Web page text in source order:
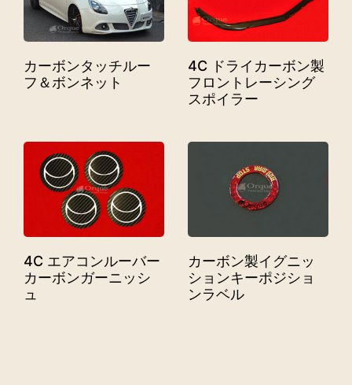
カーボンタッチルー
フ＆ボンネット
4C ドライカーボン製
フロントレーシング
スポイラー
4C エアコンルーバー
カーボンガーニッシ
ュ
カーボン製イグニッ
ションキーポジショ
ンラベル